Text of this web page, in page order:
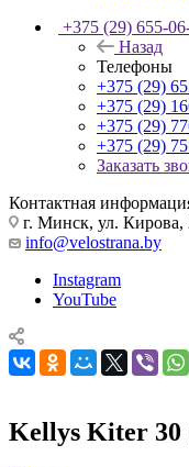
+375 (29) 655-
Назад
Телефоны
+375 (29)
+375 (29)
+375 (29)
+375 (29)
Заказать
Контактная
г. Минск, ул. Кирова,
info@velostrana.by
Instagram
YouTube
Kellys Kiter 30